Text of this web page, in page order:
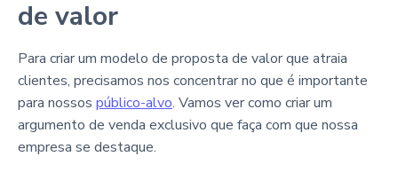
de valor
Para criar um modelo de proposta de valor que atraia
clientes, precisamos nos concentrar no que é importante
para nossos público-alvo. Vamos ver como criar um
argumento de venda exclusivo que faça com que nossa
empresa se destaque.